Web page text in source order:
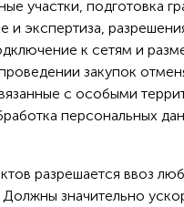
участки, подготовка
и экспертиза,
к сетям и
закупок
с особыми
персональных
разрешается ввоз
Должны значительно